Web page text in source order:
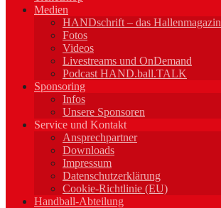
Medien
HANDschrift – das Hallenmagazin
Fotos
Videos
Livestreams und OnDemand
Podcast HAND.ball.TALK
Sponsoring
Infos
Unsere Sponsoren
Service und Kontakt
Ansprechpartner
Downloads
Impressum
Datenschutzerklärung
Cookie-Richtlinie (EU)
Handball-Abteilung